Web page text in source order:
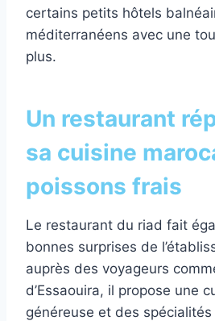
certains petits hôtels
méditerranéens avec une
plus.
Un restaurant
sa cuisine
poissons frais
Le restaurant du riad fait
bonnes surprises de
auprès des voyageurs
d’Essaouira, il propose une
généreuse et des